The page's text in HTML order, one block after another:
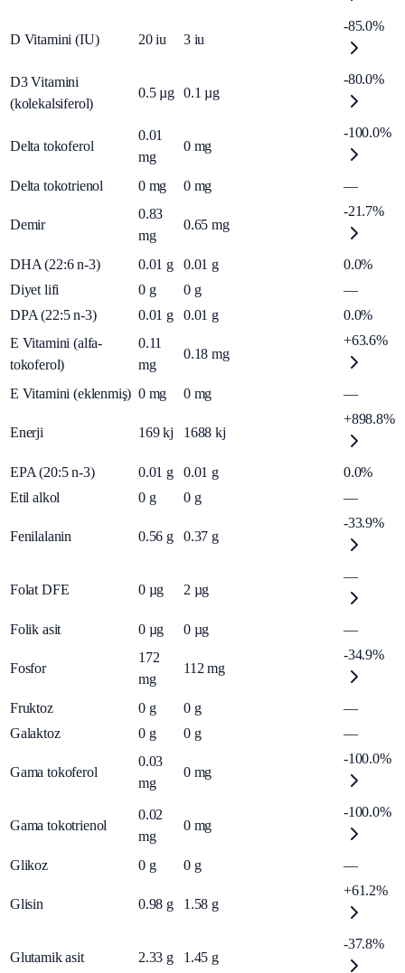
D Vitamini (IU) 20 iu 3 iu
-85.0%
D3 Vitamini
(kolekalsiferol)
0.5 µg 0.1 µg
-80.0%
Delta tokoferol
0.01
mg
0 mg
-100.0%
Delta tokotrienol 0 mg 0 mg —
Demir
0.83
mg
0.65 mg
-21.7%
DHA (22:6 n-3) 0.01 g 0.01 g
0.0%
Diyet lifi
0 g 0 g
—
DPA (22:5 n-3)
0.01 g 0.01 g
0.0%
E Vitamini (alfa-
tokoferol)
0.11
mg
0.18 mg
+63.6%
E Vitamini (eklenmiş) 0 mg 0 mg —
Enerji 169 kj 1688 kj
+898.8%
EPA (20:5 n-3) 0.01 g 0.01 g
0.0%
Etil alkol
0 g 0 g —
Fenilalanin 0.56 g 0.37 g
-33.9%
Folat DFE 0 µg 2 µg
—
Folik asit 0 µg 0 µg —
Fosfor
172
mg
112 mg
-34.9%
Fruktoz 0 g 0 g
—
Galaktoz
0 g 0 g —
Gama tokoferol
0.03
mg
0 mg
-100.0%
Gama tokotrienol
0.02
mg
0 mg
-100.0%
Glikoz 0 g 0 g —
Glisin 0.98 g 1.58 g
+61.2%
Glutamik asit 2.33 g 1.45 g
-37.8%